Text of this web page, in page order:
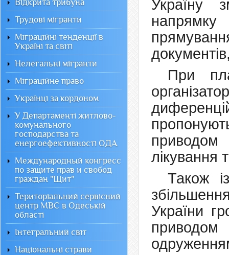
Україну
При
лікування
Також
України
Відкрита трибуна
Трудові мігранти
Міграційні тенденції в
Україні та світі
Нелегальні мігранти
Міграційне право
Українці за кордоном
У Департаменті житлово-
комунального
господарства та
енергоефективності ОДА
Международный конгресс
по защите прав и свобод
граждан "Щит"
Територіальний сервісний
центр МВС в Одеській
області
Інтегральний світ
Національні страви